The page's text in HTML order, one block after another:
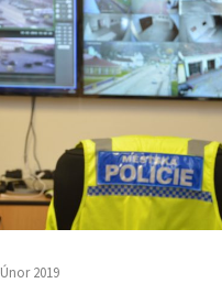
Únor 2019